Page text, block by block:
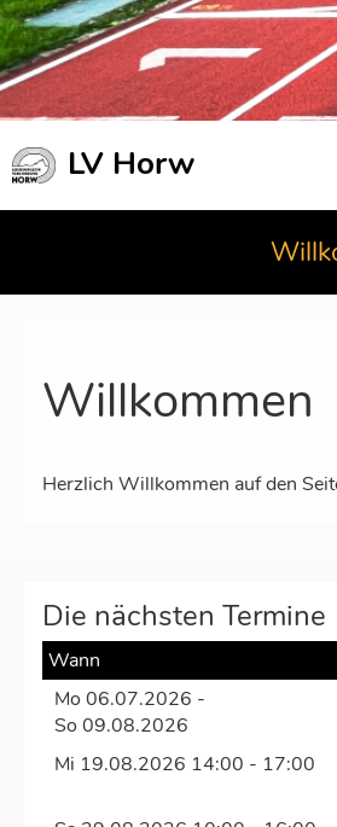
LV Horw
Willkommen
Herzlich Willkommen auf den
Die nächsten Termine
Wann
Mo 06.07.2026 -
So 09.08.2026
Mi 19.08.2026 14:00 - 17:00